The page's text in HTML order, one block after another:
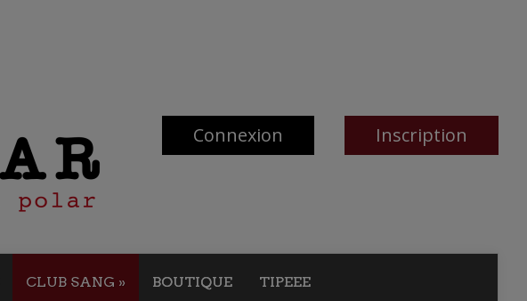
Connexion Inscription
CLUB SANG » BOUTIQUE TIPEEE